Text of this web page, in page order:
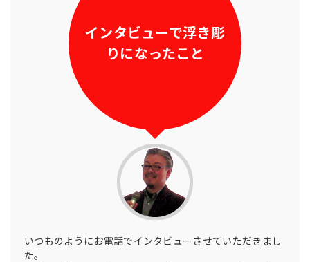
インタビューで浮き彫
りになったこと
いつものようにお電話でインタビューさせていただきまし
た。